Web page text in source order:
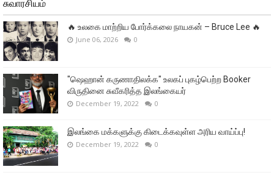
சுவாரசியம்
🔥 உலகை மாற்றிய போர்க்கலை நாயகன் – Bruce Lee 🔥
June 06, 2026 0
"ஷெஹான் கருணாதிலக்க" உலகப் புகழ்பெற்ற Booker
விருதினை சுவீகரித்த இலங்கையர்
December 19, 2022 0
இலங்கை மக்களுக்கு கிடைக்கவுள்ள அரிய வாய்ப்பு!
December 19, 2022 0